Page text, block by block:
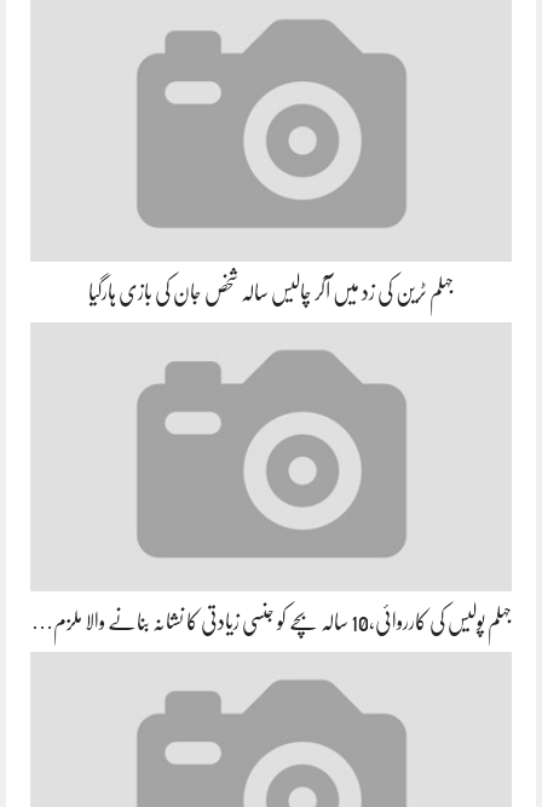
جہلم ٹرین کی زد میں آکر چالیس سالہ شخص جان کی بازی ہارگیا
جہلم پولیس کی کارروائی،10 سالہ بچے کو جنسی زیادتی کا نشانہ بنانے والا ملزم…